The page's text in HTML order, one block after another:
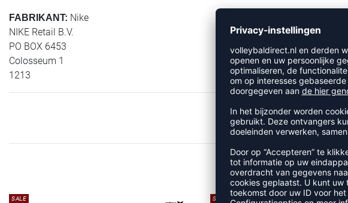
FABRIKANT: Nike
NIKE Retail B.V.
PO BOX 6453
Colosseum 1
1213
MEER UIT DE
SALE
SALE